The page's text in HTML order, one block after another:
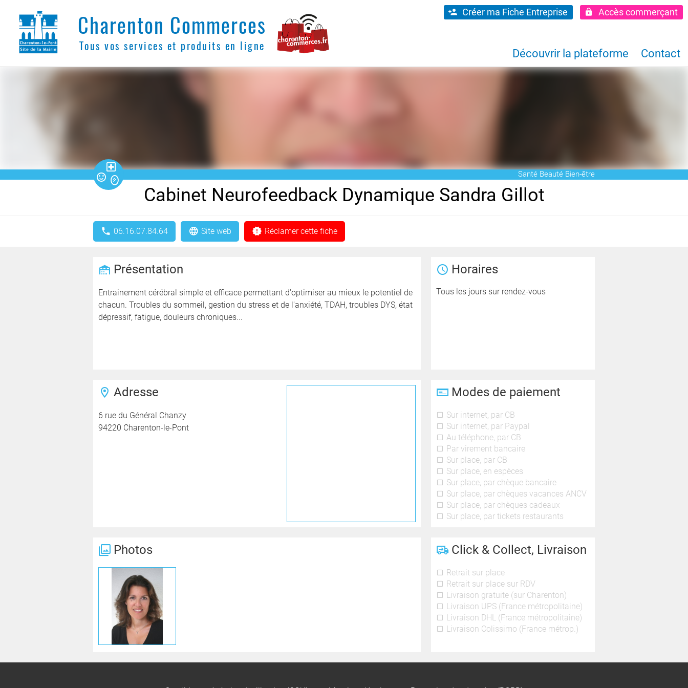
Charenton Commerces
Tous vos services et produits en ligne
Créer ma Fiche Entreprise Accès commerçant
Découvrir la plateforme Contact
󰿷
󰇵 󱇽
Santé Beauté Bien-être
Cabinet Neurofeedback Dynamique Sandra Gillot
06.16.07.84.64 Site web Réclamer cette fiche
Présentation
Entrainement cérébral simple et efficace permettant d'optimiser au mieux le potentiel de
chacun. Troubles du sommeil, gestion du stress et de l'anxiété, TDAH, troubles DYS, état
dépressif, fatigue, douleurs chroniques...
Horaires
Tous les jours sur rendez-vous
Adresse
6 rue du Général Chanzy
94220 Charenton-le-Pont
Modes de paiement
Sur internet, par CB
Sur internet, par Paypal
Au téléphone, par CB
Par virement bancaire
Sur place, par CB
Sur place, en espèces
Sur place, par chèque bancaire
Sur place, par chèques vacances ANCV
Sur place, par chèques cadeaux
Sur place, par tickets restaurants
Photos Click & Collect, Livraison
Retrait sur place
Retrait sur place sur RDV
Livraison gratuite (sur Charenton)
Livraison UPS (France métropolitaine)
Livraison DHL (France métropolitaine)
Livraison Colissimo (France métrop.)